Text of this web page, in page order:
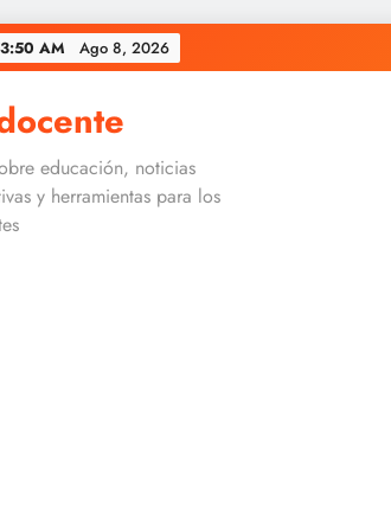
AM Ago 8, 2026
educación, noticias
y herramientas para los